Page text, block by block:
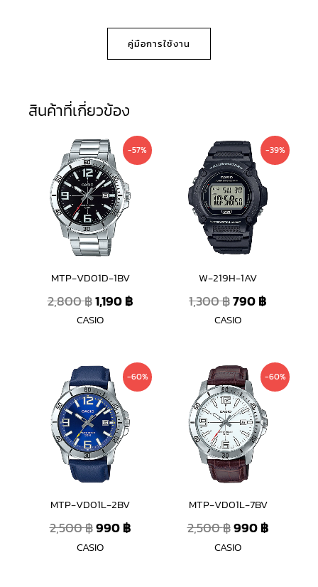
คู่มือการใช้งาน
สินค้าที่เกี่ยวข้อง
-57%
MTP-VD01D-1BV
2,800฿
Original
price
was:
2,800 ฿.
1,190฿
Current
price
CASIO
-39%
W-219H-1AV
1,300฿
Original
price
was:
1,300 ฿.
790฿
Current
price
790 ฿.
CASIO
-60%
MTP-VD01L-2BV
2,500฿
Original
price
was:
2,500 ฿.
990฿
Current
price
CASIO
-60%
MTP-VD01L-7BV
2,500฿
Original
price
was:
2,500 ฿.
990฿
Current
price
CASIO